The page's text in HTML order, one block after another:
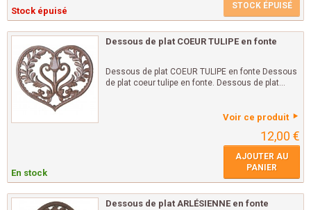
Stock épuisé STOCK ÉPUISÉ
Dessous de plat COEUR TULIPE en fonte
Dessous de plat COEUR TULIPE en fonte Dessous
de plat coeur tulipe en fonte. Dessous de plat...
Voir ce produit
12,00 €
En stock
AJOUTER AU
PANIER
Dessous de plat ARLÉSIENNE en fonte